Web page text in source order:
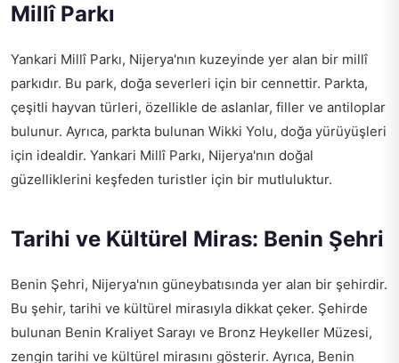
Millî Parkı
Yankari Millî Parkı, Nijerya'nın kuzeyinde yer alan bir millî
parkıdır. Bu park, doğa severleri için bir cennettir. Parkta,
çeşitli hayvan türleri, özellikle de aslanlar, filler ve antiloplar
bulunur. Ayrıca, parkta bulunan Wikki Yolu, doğa yürüyüşleri
için idealdir. Yankari Millî Parkı, Nijerya'nın doğal
güzelliklerini keşfeden turistler için bir mutluluktur.
Tarihi ve Kültürel Miras: Benin Şehri
Benin Şehri, Nijerya'nın güneybatısında yer alan bir şehirdir.
Bu şehir, tarihi ve kültürel mirasıyla dikkat çeker. Şehirde
bulunan Benin Kraliyet Sarayı ve Bronz Heykeller Müzesi,
zengin tarihi ve kültürel mirasını gösterir. Ayrıca, Benin